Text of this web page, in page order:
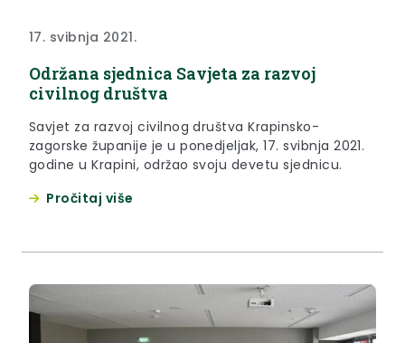
17. svibnja 2021.
Održana sjednica Savjeta za razvoj
civilnog društva
Savjet za razvoj civilnog društva Krapinsko-
zagorske županije je u ponedjeljak, 17. svibnja 2021.
godine u Krapini, održao svoju devetu sjednicu.
Pročitaj više